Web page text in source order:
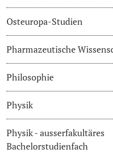
Osteuropa-Studien
Pharmazeutische
Philosophie
Physik
Physik - ausserfakultäres
Bachelorstudienfach